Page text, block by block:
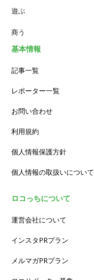
カフェ
遊ぶ
商う
基本情報
記事一覧
レポーター一覧
お問い合わせ
利用規約
個人情報保護方針
個人情報の取扱いについて
ロコっちについて
運営会社について
インスタPRプラン
メルマガPRプラン